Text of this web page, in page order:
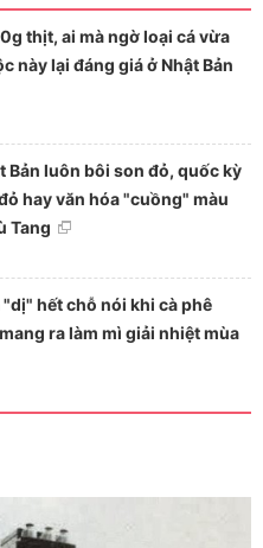
thịt, ai mà ngờ loại cá vừa
này lại đáng giá ở Nhật Bản
Bản luôn bôi son đỏ, quốc kỳ
hay văn hóa "cuồng" màu
Tang
"dị" hết chỗ nói khi cà phê
ra làm mì giải nhiệt mùa